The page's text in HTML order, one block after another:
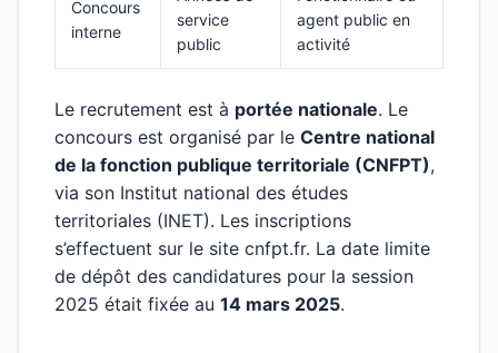
Concours
interne
service
public
agent public en
activité
Le recrutement est à portée nationale. Le
concours est organisé par le Centre national
de la fonction publique territoriale (CNFPT),
via son Institut national des études
territoriales (INET). Les inscriptions
s’effectuent sur le site cnfpt.fr. La date limite
de dépôt des candidatures pour la session
2025 était fixée au 14 mars 2025.